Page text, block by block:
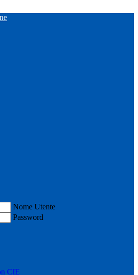
Nome Utente
Password
CIE